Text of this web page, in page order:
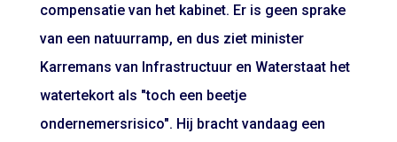
compensatie van het kabinet. Er is geen sprake
van een natuurramp, en dus ziet minister
Karremans van Infrastructuur en Waterstaat het
watertekort als "toch een beetje
ondernemersrisico". Hij bracht vandaag een